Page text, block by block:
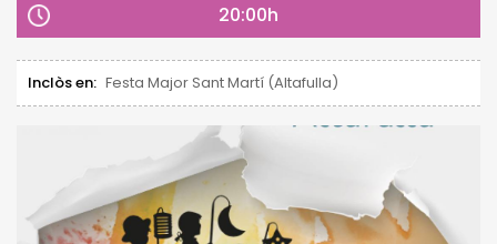
20:00h
Inclòs en: Festa Major Sant Martí (Altafulla)